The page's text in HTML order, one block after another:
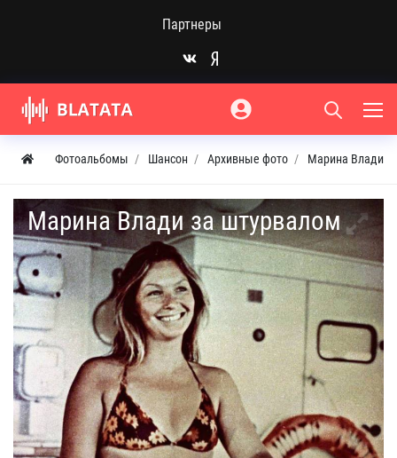
Партнеры
Фотоальбомы Шансон Архивные фото Марина Влади
Марина Влади за штурвалом